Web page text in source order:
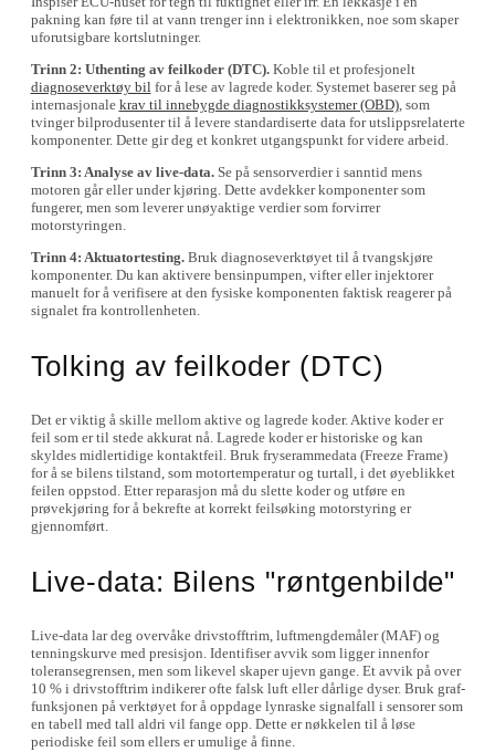
pakning kan føre til at vann trenger inn i elektronikken, noe som skaper
uforutsigbare kortslutninger.
Trinn 2: Uthenting av feilkoder (DTC).Koble til et profesjonelt
diagnoseverktøy bilfor å lese av lagrede koder. Systemet baserer seg på
internasjonale krav til innebygde diagnostikksystemer (OBD), som
tvinger bilprodusenter til å levere standardiserte data for utslippsrelaterte
komponenter. Dette gir deg et konkret utgangspunkt for videre arbeid.
Trinn 3: Analyse av live-data.Se på sensorverdier i sanntid mens
motoren går eller under kjøring. Dette avdekker komponenter som
fungerer, men som leverer unøyaktige verdier som forvirrer
motorstyringen.
Trinn 4: Aktuatortesting.Bruk diagnoseverktøyet til å tvangskjøre
komponenter. Du kan aktivere bensinpumpen, vifter eller injektorer
manuelt for å verifisere at den fysiske komponenten faktisk reagerer på
signalet fra kontrollenheten.
Tolking av feilkoder (DTC)
Det er viktig å skille mellom aktive og lagrede koder. Aktive koder er
feil som er til stede akkurat nå. Lagrede koder er historiske og kan
skyldes midlertidige kontaktfeil. Bruk fryserammedata (Freeze Frame)
for å se bilens tilstand, som motortemperatur og turtall, i det øyeblikket
feilen oppstod. Etter reparasjon må du slette koder og utføre en
prøvekjøring for å bekrefte at korrekt feilsøking motorstyring er
gjennomført.
Live-data: Bilens "røntgenbilde"
Live-data lar deg overvåke drivstofftrim, luftmengdemåler (MAF) og
tenningskurve med presisjon. Identifiser avvik som ligger innenfor
toleransegrensen, men som likevel skaper ujevn gange. Et avvik på over
10 % i drivstofftrim indikerer ofte falsk luft eller dårlige dyser. Bruk graf-
funksjonen på verktøyet for å oppdage lynraske signalfall i sensorer som
en tabell med tall aldri vil fange opp. Dette er nøkkelen til å løse
periodiske feil som ellers er umulige å finne.